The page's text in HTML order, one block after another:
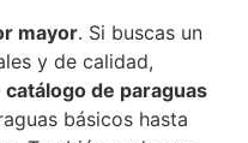
mayor. Si buscas un
y de calidad,
catálogo de paraguas
básicos hasta